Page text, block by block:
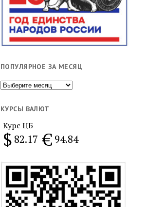
ПОПУЛЯРНОЕ ЗА МЕСЯЦ
Популярное
месяц
КУРСЫ ВАЛЮТ
Курс ЦБ
$ 82.17 € 94.84